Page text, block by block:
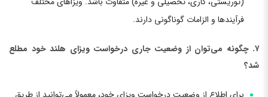
فرآیندها و الزامات گوناگونی دارند.
۷. چگونه می‌توان از وضعیت جاری درخواست ویزای هلند خود مطلع
شد؟